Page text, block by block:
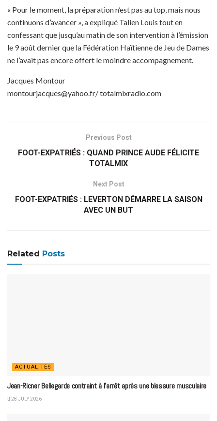
« Pour le moment, la préparation n’est pas au top, mais nous
continuons d’avancer », a expliqué Talien Louis tout en
confessant que jusqu’au matin de son intervention à l’émission
le 9 août dernier que la Fédération Haïtienne de Jeu de Dames
ne l’avait pas encore offert le moindre accompagnement.
Jacques Montour
montourjacques@yahoo.fr/ totalmixradio.com
Previous Post
FOOT-EXPATRIÉS : QUAND PRINCE AUDE FÉLICITE
TOTALMIX
Next Post
FOOT-EXPATRIÉS : LEVERTON DÉMARRE LA SAISON
AVEC UN BUT
Related Posts
ACTUALITÉS
Jean-Ricner Bellegarde contraint à l’arrêt après une blessure musculaire
28 JULY 2026